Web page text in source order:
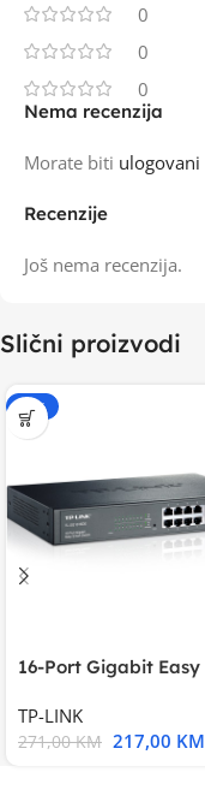
0
0
0
Recenzije
Još nema recenzija.
Nema recenzija
Morate biti ulogovani
Slični proizvodi
-20%
16-Port Gigabit Easy
TP-LINK
271,00KM 217,00 KM